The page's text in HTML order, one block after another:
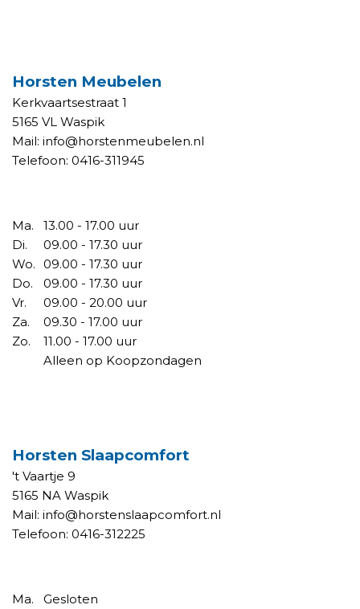
Horsten Meubelen
Kerkvaartsestraat 1
5165 VL Waspik
Mail: info@horstenmeubelen.nl
Telefoon: 0416-311945
Ma.
Di.
Wo.
Do.
Vr.
Za.
Zo.
13.00 - 17.00 uur
09.00 - 17.30 uur
09.00 - 17.30 uur
09.00 - 17.30 uur
09.00 - 20.00 uur
09.30 - 17.00 uur
11.00 - 17.00 uur
Alleen op Koopzondagen
Horsten Slaapcomfort
't Vaartje 9
5165 NA Waspik
Mail: info@horstenslaapcomfort.nl
Telefoon: 0416-312225
Ma.
Gesloten